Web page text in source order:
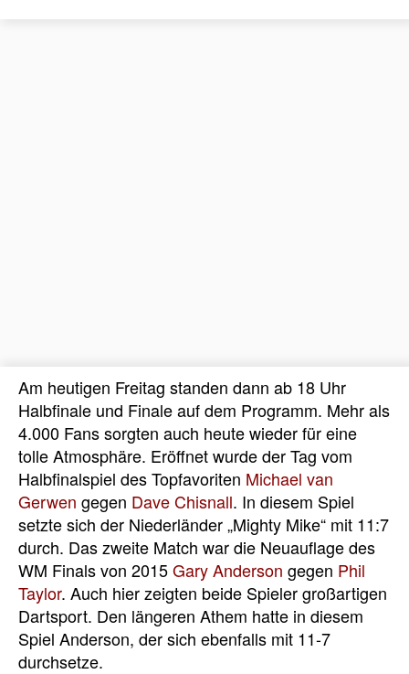
Am heutigen Freitag standen dann ab 18 Uhr
Halbfinale und Finale auf dem Programm. Mehr als
4.000 Fans sorgten auch heute wieder für eine
tolle Atmosphäre. Eröffnet wurde der Tag vom
Halbfinalspiel des Topfavoriten Michael van
Gerwen gegen Dave Chisnall. In diesem Spiel
setzte sich der Niederländer „Mighty Mike“ mit 11:7
durch. Das zweite Match war die Neuauflage des
WM Finals von 2015Gary Anderson gegen Phil
Taylor. Auch hier zeigten beide Spieler großartigen
Dartsport. Den längeren Athem hatte in diesem
Spiel Anderson, der sich ebenfalls mit 11-7
durchsetze.